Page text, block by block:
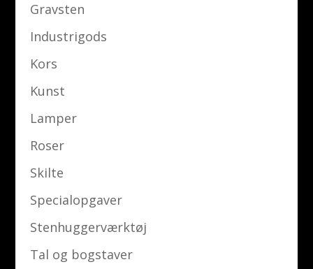
Gravsten
Industrigods
Kors
Kunst
Lamper
Roser
Skilte
Specialopgaver
Stenhuggerværktøj
Tal og bogstaver